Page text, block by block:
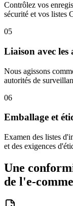
Contrôlez vos
sécurité et vos listes
05
Liaison avec les
Nous agissons
autorités de
06
Emballage et
Examen des listes
et des exigences
Une
de l'e-